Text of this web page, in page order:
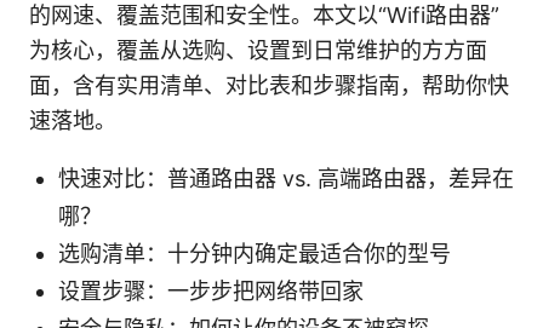
的网速、覆盖范围和安全性。本文以“Wifi路由器”
为核心，覆盖从选购、设置到日常维护的方方面
面，含有实用清单、对比表和步骤指南，帮助你快
速落地。
快速对比：普通路由器 vs. 高端路由器，差异在
哪？
选购清单：十分钟内确定最适合你的型号
设置步骤：一步步把网络带回家